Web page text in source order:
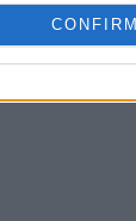
CONFIRM